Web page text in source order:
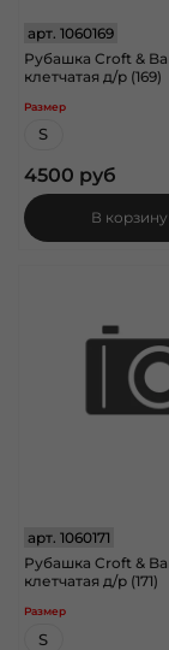
арт. 1060169
Рубашка Croft &
клетчатая д/р (169)
Размер
S
4500 руб
В корзину
арт. 1060171
Рубашка Croft &
клетчатая д/р (171)
Размер
S